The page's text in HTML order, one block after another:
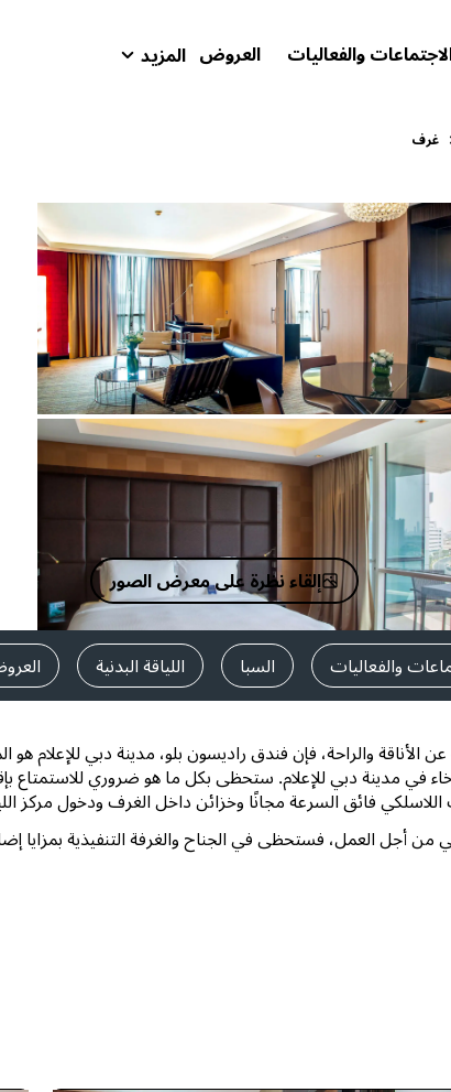
والفعاليات العروض المزيد
المنتجعات
شقق فندقية مجهزة
فنادق قريبة من المطار
الفنادق الجديدة والمرتقب افتتاحها
الاجتماعات والفعاليات
استكشف برنامج Radisson Meetings
احجز اجتماعًا
اطلب عرض أسعار
وجهات الفعاليات
حلول الصناعة
البحث عن الرحلات
البحث عن الرحلات
تناول الطعام
البحث عن مطعم
غرف
إلقاء نظرة على معرض الصور
والفعاليات السبا اللياقة البدنية
الأناقة والراحة، فإن فندق راديسون بلو، مدينة دبي للإعلام
في مدينة دبي للإعلام. ستحظى بكل ما هو ضروري
اللاسلكي فائق السرعة مجانًا وخزائن داخل الغرف ودخول مركز
أجل العمل، فستحظى في الجناح والغرفة التنفيذية بمزايا